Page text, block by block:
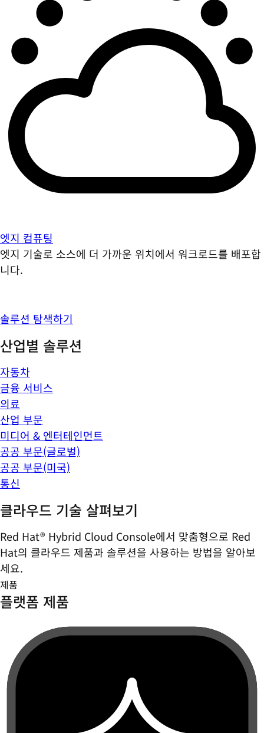
엣지 컴퓨팅
엣지 기술로 소스에 더 가까운 위치에서 워크로드를 배포합
니다.
솔루션 탐색하기
산업별 솔루션
자동차
금융 서비스
의료
산업 부문
미디어 & 엔터테인먼트
공공 부문(글로벌)
공공 부문(미국)
통신
클라우드 기술 살펴보기
Red Hat® Hybrid Cloud Console에서 맞춤형으로 Red
Hat의 클라우드 제품과 솔루션을 사용하는 방법을 알아보
세요.
제품
플랫폼 제품